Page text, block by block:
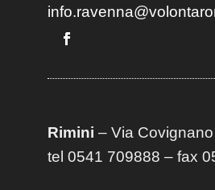
Rimini – Via
tel 0541 709888 – fax